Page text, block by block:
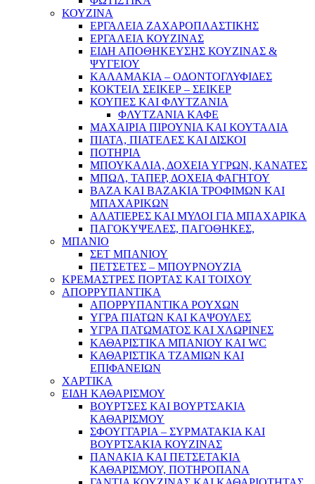
ΚΟΥΖΙΝΑ
ΕΡΓΑΛΕΙΑ ΖΑΧΑΡΟΠΛΑΣΤΙΚΗΣ
ΕΡΓΑΛΕΙΑ ΚΟΥΖΙΝΑΣ
ΕΙΔΗ ΑΠΟΘΗΚΕΥΣΗΣ ΚΟΥΖΙΝΑΣ &
ΨΥΓΕΙΟΥ
ΚΑΛΑΜΑΚΙΑ – ΟΔΟΝΤΟΓΛΥΦΙΔΕΣ
ΚΟΚΤΕΙΛ ΣΕΙΚΕΡ – ΣΕΙΚΕΡ
ΚΟΥΠΕΣ ΚΑΙ ΦΛΥΤΖΑΝΙΑ
ΦΛΥΤΖΑΝΙΑ ΚΑΦΕ
ΜΑΧΑΙΡΙΑ ΠΙΡΟΥΝΙΑ ΚΑΙ ΚΟΥΤΑΛΙΑ
ΠΙΑΤΑ, ΠΙΑΤΕΛΕΣ ΚΑΙ ΔΙΣΚΟΙ
ΠΟΤΗΡΙΑ
ΜΠΟΥΚΑΛΙΑ, ΔΟΧΕΙΑ ΥΓΡΩΝ, ΚΑΝΑΤΕΣ
ΜΠΩΛ, ΤΑΠΕΡ, ΔΟΧΕΙΑ ΦΑΓΗΤΟΥ
ΒΑΖΑ ΚΑΙ ΒΑΖΑΚΙΑ ΤΡΟΦΙΜΩΝ ΚΑΙ
ΜΠΑΧΑΡΙΚΩΝ
ΑΛΑΤΙΕΡΕΣ ΚΑΙ ΜΥΛΟΙ ΓΙΑ ΜΠΑΧΑΡΙΚΑ
ΠΑΓΟΚΥΨΕΛΕΣ, ΠΑΓΟΘΗΚΕΣ,
ΜΠΑΝΙΟ
ΣΕΤ ΜΠΑΝΙΟΥ
ΠΕΤΣΕΤΕΣ – ΜΠΟΥΡΝΟΥΖΙΑ
ΚΡΕΜΑΣΤΡΕΣ ΠΟΡΤΑΣ ΚΑΙ ΤΟΙΧΟΥ
ΑΠΟΡΡΥΠΑΝΤΙΚΑ
ΑΠΟΡΡΥΠΑΝΤΙΚΑ ΡΟΥΧΩΝ
ΥΓΡΑ ΠΙΑΤΩΝ ΚΑΙ ΚΑΨΟΥΛΕΣ
ΥΓΡΑ ΠΑΤΩΜΑΤΟΣ ΚΑΙ ΧΛΩΡΙΝΕΣ
ΚΑΘΑΡΙΣΤΙΚΑ ΜΠΑΝΙΟΥ ΚΑΙ WC
ΚΑΘΑΡΙΣΤΙΚΑ ΤΖΑΜΙΩΝ ΚΑΙ
ΕΠΙΦΑΝΕΙΩΝ
ΧΑΡΤΙΚΑ
ΕΙΔΗ ΚΑΘΑΡΙΣΜΟΥ
ΒΟΥΡΤΣΕΣ ΚΑΙ ΒΟΥΡΤΣΑΚΙΑ
ΚΑΘΑΡΙΣΜΟΥ
ΣΦΟΥΓΓΑΡΙΑ – ΣΥΡΜΑΤΑΚΙΑ ΚΑΙ
ΒΟΥΡΤΣΑΚΙΑ ΚΟΥΖΙΝΑΣ
ΠΑΝΑΚΙΑ ΚΑΙ ΠΕΤΣΕΤΑΚΙΑ
ΚΑΘΑΡΙΣΜΟΥ, ΠΟΤΗΡΟΠΑΝΑ